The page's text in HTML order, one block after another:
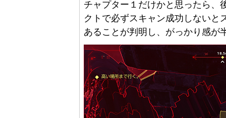
チャプター１だけかと思ったら、
クトで必ずスキャン成功しないと
あることが判明し、がっかり感が